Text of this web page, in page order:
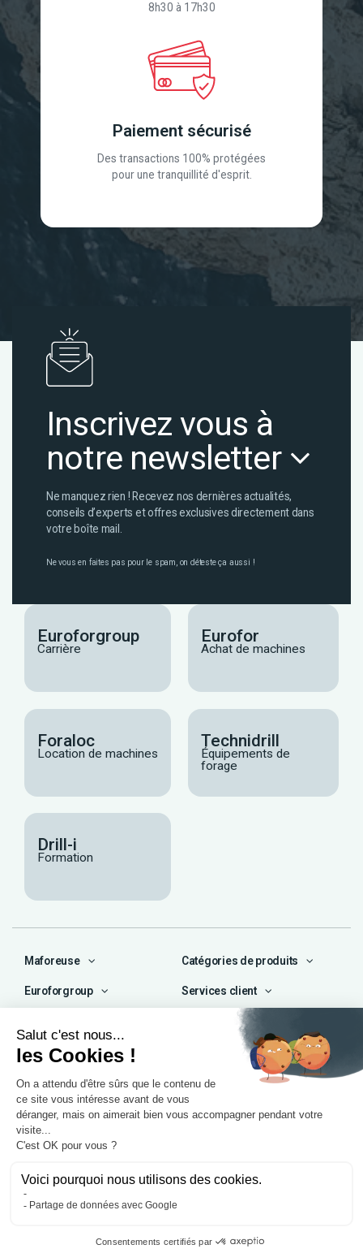
8h30 à 17h30
Paiement sécurisé
Des transactions 100% protégées
pour une tranquillité d'esprit.
Inscrivez vous à
notre newsletter
Ne manquez rien ! Recevez nos dernières actualités,
conseils d’experts et offres exclusives directement dans
votre boîte mail.
Ne vous en faites pas pour le spam, on déteste ça aussi !
Euroforgroup
Carrière
Eurofor
Achat de machines
Foraloc
Location de machines
Technidrill
Équipements de
forage
Drill-i
Formation
Maforeuse Catégories de produits
Euroforgroup Services client
contact@maforeuse.com
Siège social et atelier
Chassieu (69)
55 rue Ampère
91250 Tigery